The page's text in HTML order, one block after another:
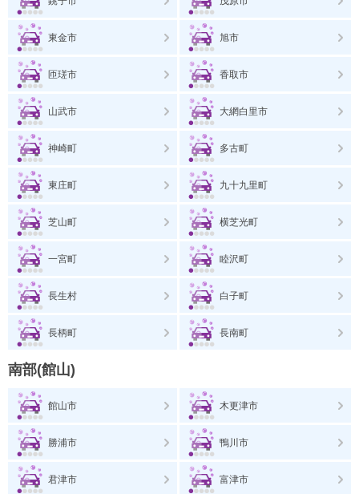
東金市 旭市
匝瑳市 香取市
山武市 大網白里市
神崎町 多古町
東庄町 九十九里町
芝山町 横芝光町
一宮町 睦沢町
長生村 白子町
長柄町 長南町
南部(館山)
館山市 木更津市
勝浦市 鴨川市
君津市 富津市